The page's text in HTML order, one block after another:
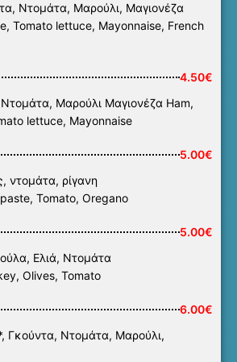
Ντομάτα, Μαρούλι, Μαγιονέζα
Tomato lettuce, Mayonnaise, French
4.50€
Μαρούλι Μαγιονέζα Ham,
lettuce, Mayonnaise
5.00€
ντομάτα, ρίγανη
Tomato, Oregano
5.00€
Ελιά, Ντομάτα
Olives, Tomato
6.00€
Γκούντα, Ντομάτα, Μαρούλι,